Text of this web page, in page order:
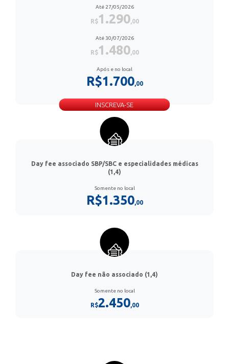
Até 27/05/2026
R$1.290,00
Até 30/07/2026
R$1.480,00
Após e no local
R$1.700,00
INSCREVA-SE
Day fee associado SBP/SBC e especialidades médicas
(1,4)
Somente no local
R$1.350,00
Day fee não associado (1,4)
Somente no local
R$2.450,00